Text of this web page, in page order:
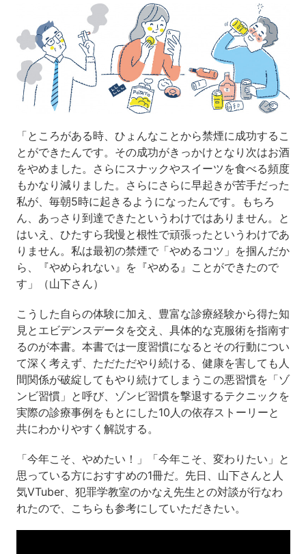
「ところがある時、ひょんなことから禁煙に成功するこ
とができたんです。その成功がきっかけとなり次はお酒
をやめました。さらにスナックやスイーツを食べる頻度
もかなり減りました。さらにさらに早起きが苦手だった
私が、毎朝5時に起きるようになったんです。もちろ
ん、あっさり到達できたというわけではありません。と
はいえ、ひたすら我慢と根性で頑張ったというわけであ
りません。私は最初の禁煙で「やめるコツ」を掴んだか
ら、『やめられない』を『やめる』ことができたので
す」（山下さん）
こうした自らの体験に加え、豊富な診療経験から得た知
見とエビデンスデータを交え、具体的な克服術を指南す
るのが本書。本書では一度習慣になるとその行動につい
て深く考えず、ただただやり続ける、健康を害しても人
間関係が破綻してもやり続けてしまうこの悪習慣を「ゾ
ンビ習慣」と呼び、ゾンビ習慣を撃退するテクニックを
実際の診療事例をもとにした10人の依存ストーリーと
共にわかりやすく解説する。
「今年こそ、やめたい！」「今年こそ、変わりたい」と
思っている方におすすめの1冊だ。先日、山下さんと人
気VTuber、犯罪学教室のかなえ先生との対談が行なわ
れたので、こちらも参考にしていただきたい。